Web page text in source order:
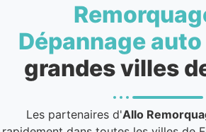
Dépannage auto
grandes villes
Les partenaires d'Allo